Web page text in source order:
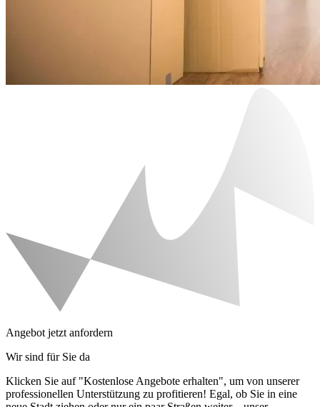
Angebot jetzt anfordern
Wir sind für Sie da
Klicken Sie auf "Kostenlose Angebote erhalten", um von unserer
professionellen Unterstützung zu profitieren! Egal, ob Sie in eine